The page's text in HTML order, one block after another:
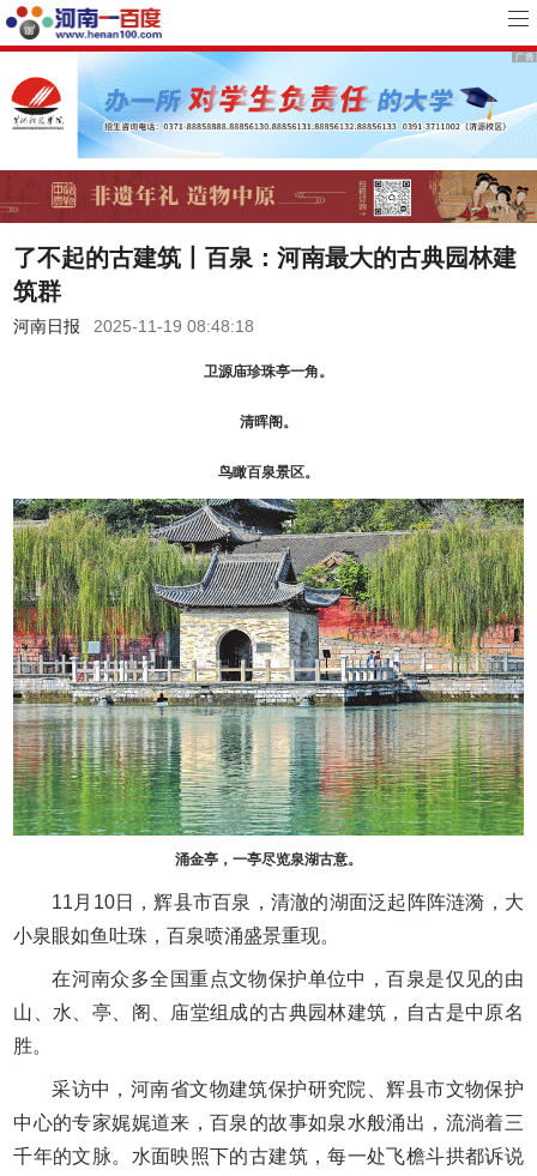
了不起的古建筑丨百泉：河南最大的古典园林建
筑群
河南日报 2025-11-19 08:48:18
卫源庙珍珠亭一角。
清晖阁。
鸟瞰百泉景区。
涌金亭，一亭尽览泉湖古意。
11月10日，辉县市百泉，清澈的湖面泛起阵阵涟漪，大
小泉眼如鱼吐珠，百泉喷涌盛景重现。
在河南众多全国重点文物保护单位中，百泉是仅见的由
山、水、亭、阁、庙堂组成的古典园林建筑，自古是中原名
胜。
采访中，河南省文物建筑保护研究院、辉县市文物保护
中心的专家娓娓道来，百泉的故事如泉水般涌出，流淌着三
千年的文脉。水面映照下的古建筑，每一处飞檐斗拱都诉说